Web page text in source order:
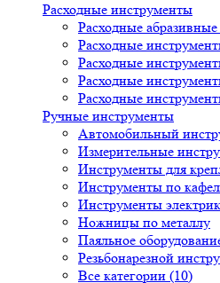
Расходные инструменты
Расходные
Расходные
Расходные
Расходные
Расходные
Ручные инструменты
Автомобильный
Измерительные
Инструменты для
Инструменты по
Инструменты
Ножницы по металлу
Паяльное
Резьбонарезной
Все категории (10)